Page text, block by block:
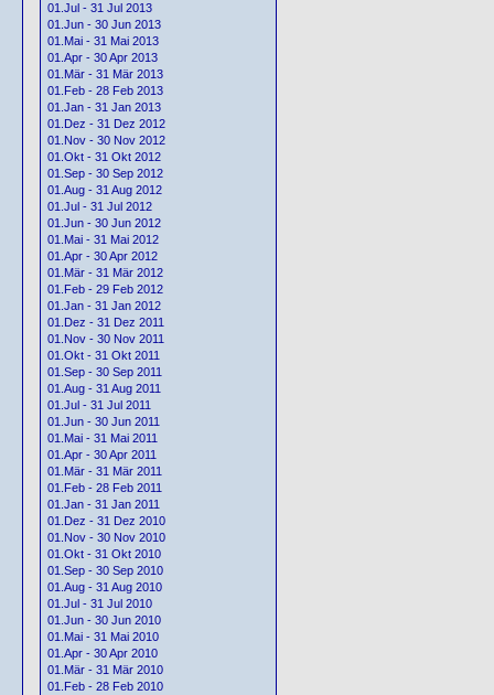
01.Jul - 31 Jul 2013
01.Jun - 30 Jun 2013
01.Mai - 31 Mai 2013
01.Apr - 30 Apr 2013
01.Mär - 31 Mär 2013
01.Feb - 28 Feb 2013
01.Jan - 31 Jan 2013
01.Dez - 31 Dez 2012
01.Nov - 30 Nov 2012
01.Okt - 31 Okt 2012
01.Sep - 30 Sep 2012
01.Aug - 31 Aug 2012
01.Jul - 31 Jul 2012
01.Jun - 30 Jun 2012
01.Mai - 31 Mai 2012
01.Apr - 30 Apr 2012
01.Mär - 31 Mär 2012
01.Feb - 29 Feb 2012
01.Jan - 31 Jan 2012
01.Dez - 31 Dez 2011
01.Nov - 30 Nov 2011
01.Okt - 31 Okt 2011
01.Sep - 30 Sep 2011
01.Aug - 31 Aug 2011
01.Jul - 31 Jul 2011
01.Jun - 30 Jun 2011
01.Mai - 31 Mai 2011
01.Apr - 30 Apr 2011
01.Mär - 31 Mär 2011
01.Feb - 28 Feb 2011
01.Jan - 31 Jan 2011
01.Dez - 31 Dez 2010
01.Nov - 30 Nov 2010
01.Okt - 31 Okt 2010
01.Sep - 30 Sep 2010
01.Aug - 31 Aug 2010
01.Jul - 31 Jul 2010
01.Jun - 30 Jun 2010
01.Mai - 31 Mai 2010
01.Apr - 30 Apr 2010
01.Mär - 31 Mär 2010
01.Feb - 28 Feb 2010